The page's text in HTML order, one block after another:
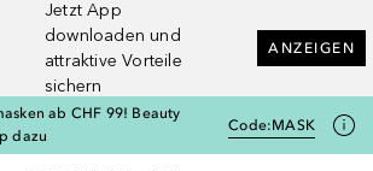
Jetzt App
downloaden und
attraktive Vorteile
sichern
ANZEIGEN
ab CHF 99! Beauty
dazu
Code:MASK